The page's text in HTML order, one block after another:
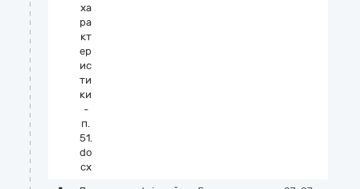
ха
ра
кт
ер
ис
ти
ки
-
п.
51.
do
cx